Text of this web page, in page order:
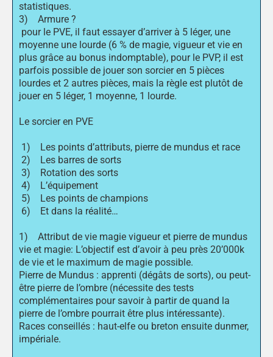
statistiques.
3) Armure ?
pour le PVE, il faut essayer d’arriver à 5 léger, une
moyenne une lourde (6 % de magie, vigueur et vie en
plus grâce au bonus indomptable), pour le PVP, il est
parfois possible de jouer son sorcier en 5 pièces
lourdes et 2 autres pièces, mais la règle est plutôt de
jouer en 5 léger, 1 moyenne, 1 lourde.
Le sorcier en PVE
1) Les points d’attributs, pierre de mundus et race
2) Les barres de sorts
3) Rotation des sorts
4) L’équipement
5) Les points de champions
6) Et dans la réalité…
1) Attribut de vie magie vigueur et pierre de mundus
vie et magie: L’objectif est d’avoir à peu près 20’000k
de vie et le maximum de magie possible.
Pierre de Mundus : apprenti (dégâts de sorts), ou peut-
être pierre de l’ombre (nécessite des tests
complémentaires pour savoir à partir de quand la
pierre de l’ombre pourrait être plus intéressante).
Races conseillés : haut-elfe ou breton ensuite dunmer,
impériale.